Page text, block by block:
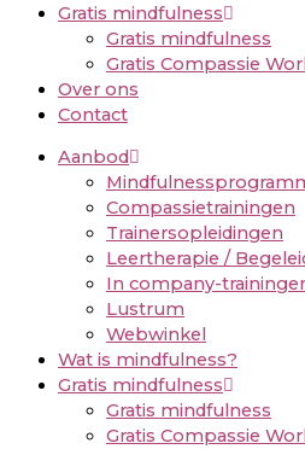
Gratis mindfulness
Gratis mindfulness
Gratis Compassie
Over ons
Contact
Aanbod
Compassietrainingen
Trainersopleidingen
Leertherapie /
In company-
Lustrum
Webwinkel
Wat is mindfulness?
Gratis mindfulness
Gratis mindfulness
Gratis Compassie